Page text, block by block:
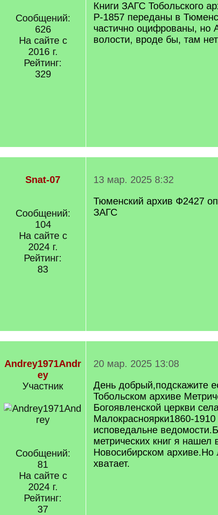
Сообщений:
626
На сайте с
2016 г.
Рейтинг:
329
Книги ЗАГС Тобольского
Р-1857 переданы в
частично оцифрованы, но
волости, вроде бы, там
Snat-07
Сообщений:
104
На сайте с
2024 г.
Рейтинг:
83
13 мар. 2025 8:32
Тюменский архив Ф2427
ЗАГС
Andrey1971Andr
ey
Участник
Сообщений:
81
На сайте с
2024 г.
Рейтинг:
37
20 мар. 2025 13:08
День добрый,подскажите
Тобольском архиве
Богоявленской церкви
Малокрасноярки1860-
исповедальне
метрических книг я
Новосибирском архиве.Но
хватает.